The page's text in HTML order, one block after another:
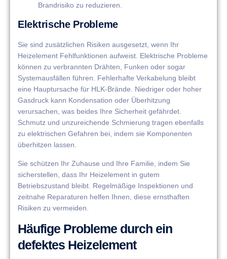
Brandrisiko zu reduzieren.
Elektrische Probleme
Sie sind zusätzlichen Risiken ausgesetzt, wenn Ihr
Heizelement Fehlfunktionen aufweist. Elektrische Probleme
können zu verbrannten Drähten, Funken oder sogar
Systemausfällen führen. Fehlerhafte Verkabelung bleibt
eine Hauptursache für HLK-Brände. Niedriger oder hoher
Gasdruck kann Kondensation oder Überhitzung
verursachen, was beides Ihre Sicherheit gefährdet.
Schmutz und unzureichende Schmierung tragen ebenfalls
zu elektrischen Gefahren bei, indem sie Komponenten
überhitzen lassen.
Sie schützen Ihr Zuhause und Ihre Familie, indem Sie
sicherstellen, dass Ihr Heizelement in gutem
Betriebszustand bleibt. Regelmäßige Inspektionen und
zeitnahe Reparaturen helfen Ihnen, diese ernsthaften
Risiken zu vermeiden.
Häufige Probleme durch ein
defektes Heizelement